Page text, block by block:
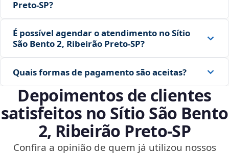
Preto‑SP?
É possível agendar o atendimento no Sítio
São Bento 2, Ribeirão Preto‑SP?
Quais formas de pagamento são aceitas?
Depoimentos de clientes
satisfeitos no Sítio São Bento
2, Ribeirão Preto‑SP
Confira a opinião de quem já utilizou nossos